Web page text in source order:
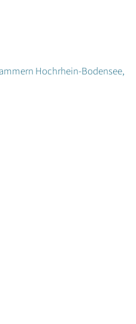
Hochrhein-Bodensee,